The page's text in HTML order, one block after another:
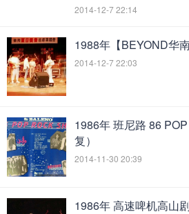
2014-12-7 22:14
1988年【BEYOND华
2014-12-7 22:03
1986年 班尼路 86
复）
2014-11-30 20:39
1986年 高速啤机高山